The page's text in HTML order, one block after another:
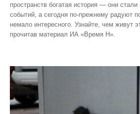
пространств богатая история — они
событий, а сегодня по‑прежнему радуют
немало интересного. Узнайте, чем живут
прочитав материал ИА «Время Н».